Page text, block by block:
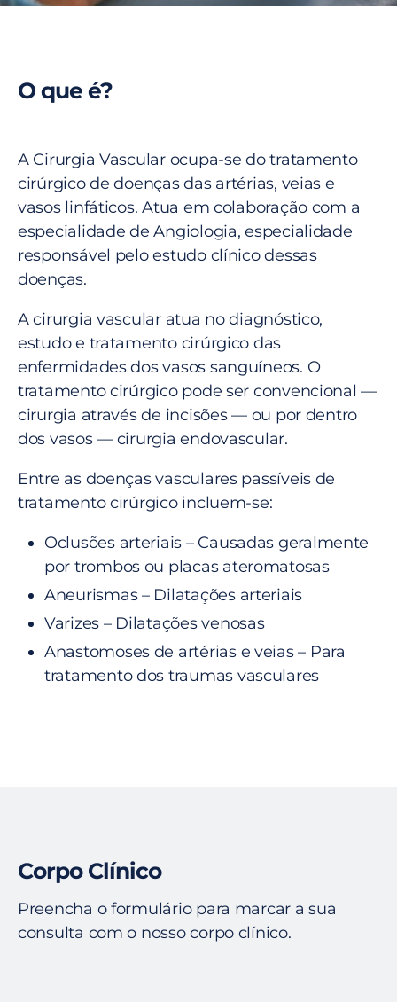
O que é?
A Cirurgia Vascular ocupa-se do tratamento
cirúrgico de doenças das artérias, veias e
vasos linfáticos. Atua em colaboração com a
especialidade de Angiologia, especialidade
responsável pelo estudo clínico dessas
doenças.
A cirurgia vascular atua no diagnóstico,
estudo e tratamento cirúrgico das
enfermidades dos vasos sanguíneos. O
tratamento cirúrgico pode ser convencional —
cirurgia através de incisões — ou por dentro
dos vasos — cirurgia endovascular.
Entre as doenças vasculares passíveis de
tratamento cirúrgico incluem-se:
Oclusões arteriais – Causadas geralmente
por trombos ou placas ateromatosas
Aneurismas – Dilatações arteriais
Varizes – Dilatações venosas
Anastomoses de artérias e veias – Para
tratamento dos traumas vasculares
Corpo Clínico
Preencha o formulário para marcar a sua
consulta com o nosso corpo clínico.